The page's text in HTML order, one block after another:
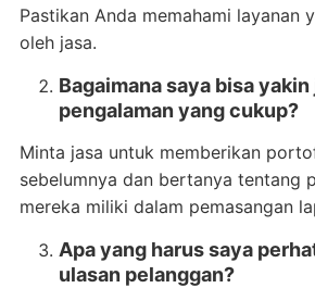
Pastikan Anda memahami layanan
oleh jasa.
Bagaimana saya bisa
pengalaman yang cukup?
Minta jasa untuk memberikan
sebelumnya dan bertanya tentang
mereka miliki dalam pemasangan
Apa yang harus saya
ulasan pelanggan?